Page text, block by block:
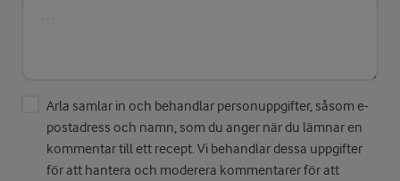
Arla samlar in och behandlar personuppgifter, såsom e-
postadress och namn, som du anger när du lämnar en
kommentar till ett recept. Vi behandlar dessa uppgifter
för att hantera och moderera kommentarer för att